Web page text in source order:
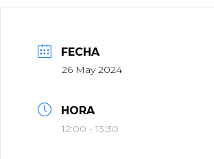
FECHA
26 May 2024
HORA
12:00 - 13:30